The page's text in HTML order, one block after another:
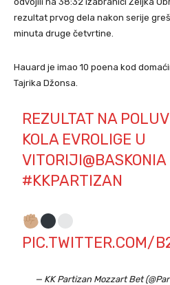
rezultat prvog dela nakon serije
minuta druge četvrtine.
Hauard je imao 10 poena kod
Tajrika Džonsa.
REZULTAT NA
KOLA EVROLIGE U
VITORIJI@BASKONIA
#KKPARTIZAN
PIC.TWITTER.COM/
— KK Partizan Mozzart Bet